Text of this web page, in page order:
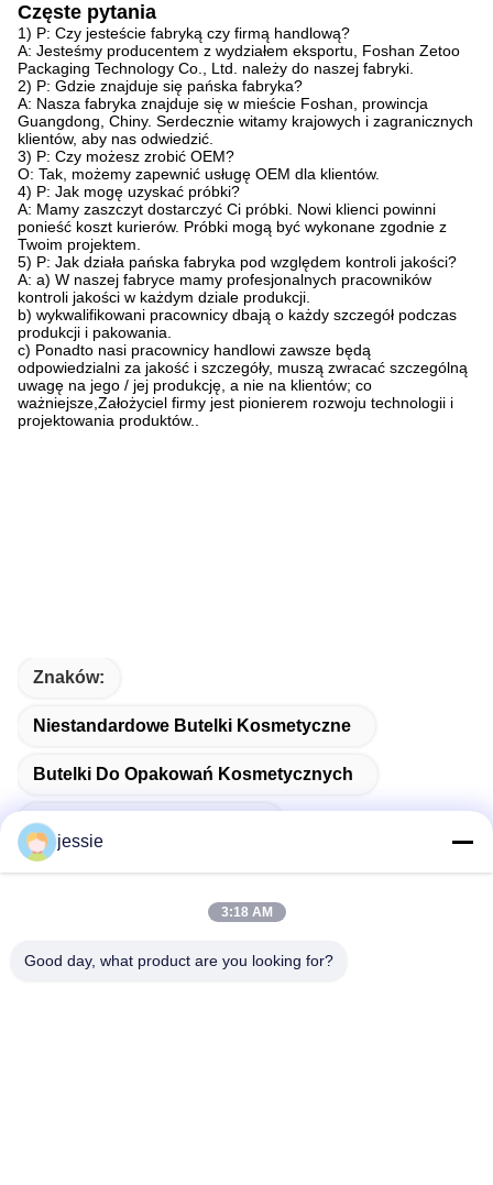
Częste pytania
1) P: Czy jesteście fabryką czy firmą handlową?
A: Jesteśmy producentem z wydziałem eksportu, Foshan Zetoo
Packaging Technology Co., Ltd. należy do naszej fabryki.
2) P: Gdzie znajduje się pańska fabryka?
A: Nasza fabryka znajduje się w mieście Foshan, prowincja
Guangdong, Chiny. Serdecznie witamy krajowych i zagranicznych
klientów, aby nas odwiedzić.
3) P: Czy możesz zrobić OEM?
O: Tak, możemy zapewnić usługę OEM dla klientów.
4) P: Jak mogę uzyskać próbki?
A: Mamy zaszczyt dostarczyć Ci próbki. Nowi klienci powinni
ponieść koszt kurierów. Próbki mogą być wykonane zgodnie z
Twoim projektem.
5) P: Jak działa pańska fabryka pod względem kontroli jakości?
A: a) W naszej fabryce mamy profesjonalnych pracowników
kontroli jakości w każdym dziale produkcji.
b) wykwalifikowani pracownicy dbają o każdy szczegół podczas
produkcji i pakowania.
c) Ponadto nasi pracownicy handlowi zawsze będą
odpowiedzialni za jakość i szczegóły, muszą zwracać szczególną
uwagę na jego / jej produkcję, a nie na klientów; co
ważniejsze,Założyciel firmy jest pionierem rozwoju technologii i
projektowania produktów..
Znaków:
Niestandardowe Butelki Kosmetyczne
Butelki Do Opakowań Kosmetycznych
Pusta Butelka Kosmetyczna
Szybki kontakt
jessie
3:18 AM
Good day, what product are you looking for?